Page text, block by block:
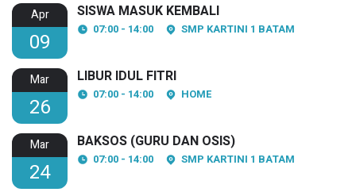
Apr
09
SISWA MASUK KEMBALI
07:00 - 14:00 SMP KARTINI 1 BATAM
Mar
26
LIBUR IDUL FITRI
07:00 - 14:00 HOME
Mar
24
BAKSOS (GURU DAN OSIS)
07:00 - 14:00 SMP KARTINI 1 BATAM